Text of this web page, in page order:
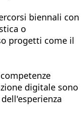
biennali con
o
progetti come il
digitale sono